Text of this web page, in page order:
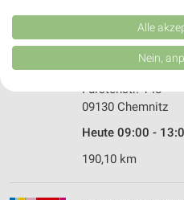
220,31 km •
Ernsting's family
Fürstenstr. 148
09130 Chemnitz
Heute 09:00 -
190,10 km
Kombinationen von Daten aus
Verbesserung der Angebote.
von Inhalten.
Daten können außerhalb der
Website/App.
Wir nutzen Ihre Daten für folgende
IAB-Verarbeitungszwecke:
auf einem Endgerät
Alle
Nein,